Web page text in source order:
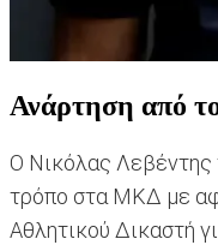
Ανάρτηση από
Ο Νικόλας Λεβέντης
τρόπο στα ΜΚΔ με
Αθλητικού Δικαστή